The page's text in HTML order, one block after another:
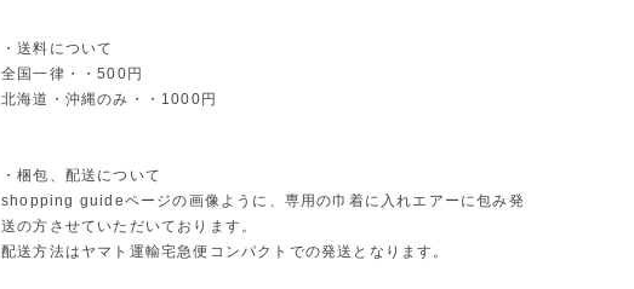
・送料について
全国一律・・500円
北海道・沖縄のみ・・1000円
・梱包、配送について
shopping guideページの画像ように、専用の巾着に入れエアーに包み発
送の方させていただいております。
配送方法はヤマト運輸宅急便コンパクトでの発送となります。